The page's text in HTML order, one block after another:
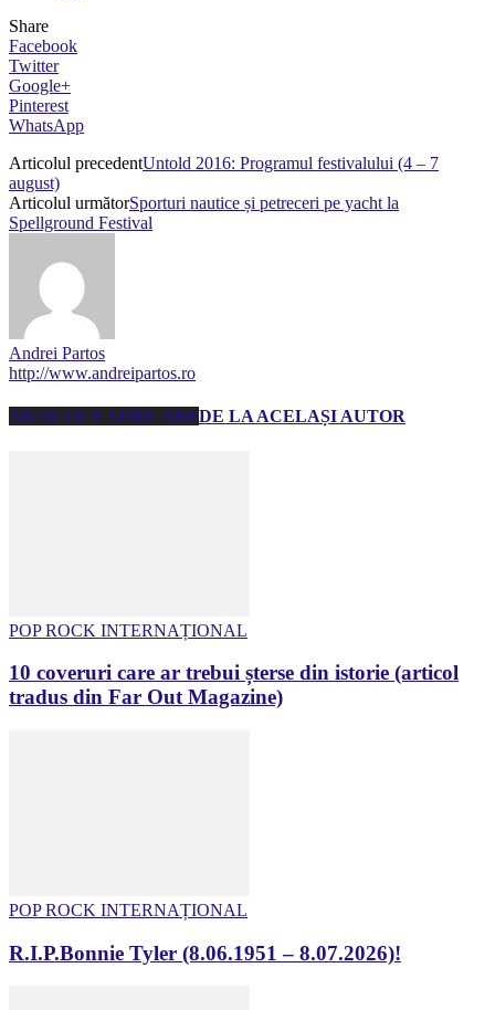
Share
Facebook
Twitter
Google+
Pinterest
WhatsApp
Articolul precedentUntold 2016: Programul festivalului (4 – 7
august)
Articolul următorSporturi nautice și petreceri pe yacht la
Spellground Festival
Andrei Partos
http://www.andreipartos.ro
ARTICOLE SIMILAREDE LA ACELAȘI AUTOR
POP ROCK INTERNAȚIONAL
10 coveruri care ar trebui șterse din istorie (articol
tradus din Far Out Magazine)
POP ROCK INTERNAȚIONAL
R.I.P.Bonnie Tyler (8.06.1951 – 8.07.2026)!